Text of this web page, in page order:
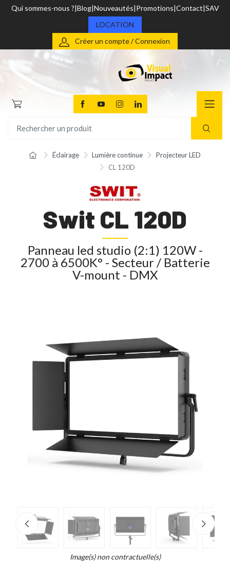
Qui sommes-nous ? Blog Nouveautés Promotions Contact SAV
LOCATION
Créer un compte / Connexion
Éclairage Lumière continue
Projecteur LED
CL 120D
Swit CL 120D
Panneau led studio (2:1) 120W -
2700 à 6500K° - Secteur / Batterie
V-mount - DMX
Image(s) non contractuelle(s)